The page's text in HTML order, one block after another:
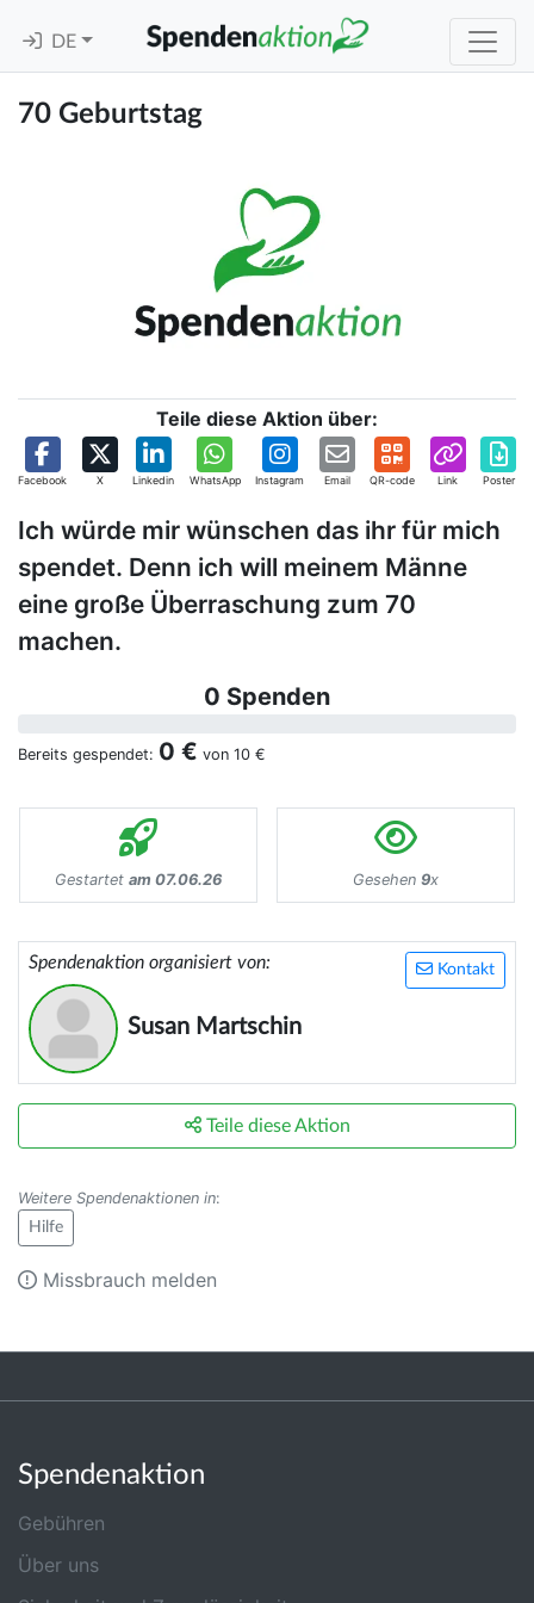
DE
70 Geburtstag
Teile diese Aktion über:
Facebook X Linkedin WhatsApp Instagram Email QR-code Link Poster
Ich würde mir wünschen das ihr für mich
spendet. Denn ich will meinem Männe
eine große Überraschung zum 70
machen.
0 Spenden
Bereits gespendet: 0 € von 10 €
Gestartet am 07.06.26 Gesehen 9x
Kontakt
Spendenaktion organisiert von:
Susan Martschin
Teile diese Aktion
Weitere Spendenaktionen in:
Hilfe
Missbrauch melden
Spendenaktion
Gebühren
Über uns